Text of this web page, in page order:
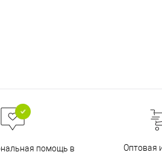
помощь в
Оптовая